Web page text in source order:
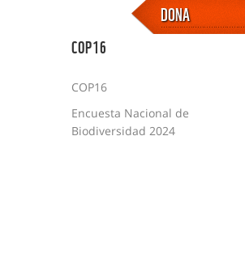
COP16
COP16
Encuesta Nacional de
Biodiversidad 2024
DONA